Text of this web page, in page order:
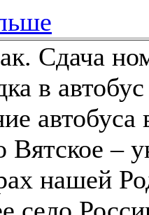
Сдача
в
Вятское –
нашей